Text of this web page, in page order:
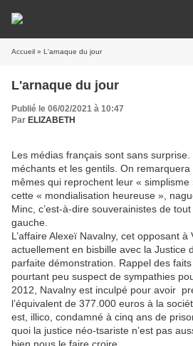
Accueil » L'arnaque du jour
L'arnaque du jour
Publié le 06/02/2021 à 10:47
Par ELIZABETH
Les médias français sont sans
méchants et les gentils. On
mêmes qui reprochent leur «
cette « mondialisation heureuse »,
Minc, c’est-à-dire souverainistes de
gauche.
L’affaire Alexeï Navalny, cet opposant à
actuellement en bisbille avec la Justice
parfaite démonstration. Rappel des
pourtant peu suspect de sympathies
2012, Navalny est inculpé pour avoir
l’équivalent de 377.000 euros à la
est, illico, condamné à cinq ans de
quoi la justice néo-tsariste n’est pas